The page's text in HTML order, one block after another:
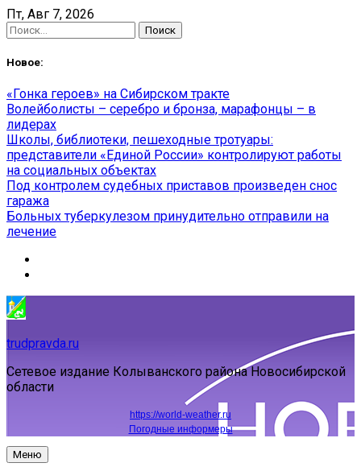
Skip
to
content
Пт, Авг 7, 2026
Найти:
Новое:
«Гонка героев» на Сибирском тракте
Волейболисты – серебро и бронза, марафонцы – в
лидерах
Школы, библиотеки, пешеходные тротуары:
представители «Единой России» контролируют работы
на социальных объектах
Под контролем судебных приставов произведен снос
гаража
Больных туберкулезом принудительно отправили на
лечение
trudpravda.ru
Сетевое издание Колыванского района Новосибирской
области
https://world-weather.ru
Погодные информеры
Меню